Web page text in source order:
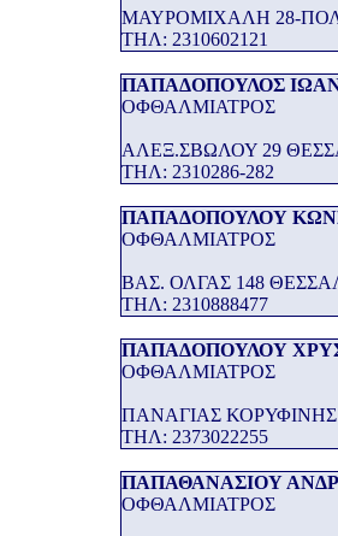
ΜΑΥΡΟΜΙΧΑΛΗ 28-
THΛ: 2310602121
ΠΑΠΑΔΟΠΟΥΛΟΣ
ΟΦΘΑΛΜΙΑΤΡΟΣ
ΑΛΕΞ.ΣΒΩΛΟΥ 29
THΛ: 2310286-282
ΠΑΠΑΔΟΠΟΥΛΟΥ
ΟΦΘΑΛΜΙΑΤΡΟΣ
ΒΑΣ. ΟΛΓΑΣ 148
THΛ: 2310888477
ΠΑΠΑΔΟΠΟΥΛΟΥ
ΟΦΘΑΛΜΙΑΤΡΟΣ
ΠΑΝΑΓΙΑΣ
THΛ: 2373022255
ΠΑΠΑΘΑΝΑΣΙΟΥ
ΟΦΘΑΛΜΙΑΤΡΟΣ